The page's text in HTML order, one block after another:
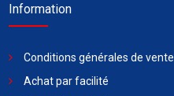
Information
Conditions générales de vente
Achat par facilité